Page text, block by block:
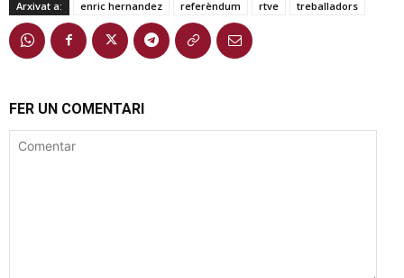
Arxivat a: enric hernandez referèndum rtve treballadors
FER UN COMENTARI